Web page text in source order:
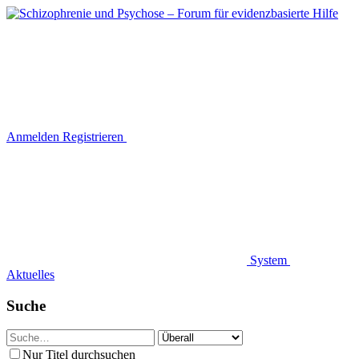
Anmelden Registrieren
System
Aktuelles
Suche
Nur Titel durchsuchen